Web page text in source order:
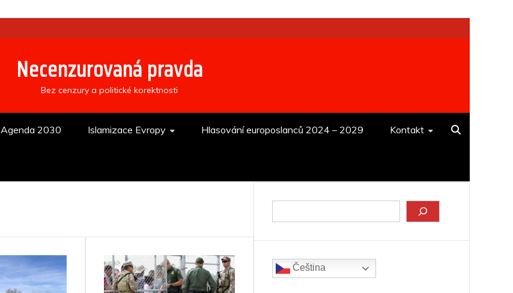
Necenzurovaná pravda
Bez cenzury a politické korektnosti
Agenda 2030 Islamizace Evropy Hlasování europoslanců 2024 – 2029 Kontakt
Čeština‎